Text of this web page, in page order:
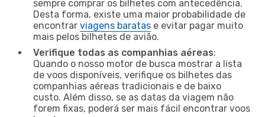
sempre comprar os bilhetes com antecedência.
Desta forma, existe uma maior probabilidade de
encontrar viagens baratas e evitar pagar muito
mais pelos bilhetes de avião.
Verifique todas as companhias aéreas:
Quando o nosso motor de busca mostrar a lista
de voos disponíveis, verifique os bilhetes das
companhias aéreas tradicionais e de baixo
custo. Além disso, se as datas da viagem não
forem fixas, poderá ser mais fácil encontrar voos